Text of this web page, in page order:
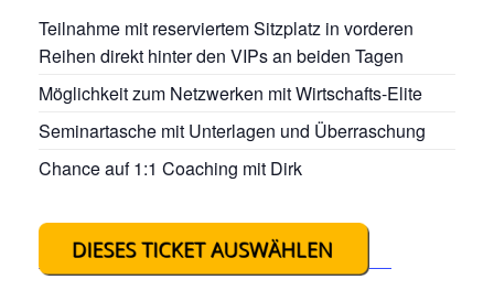
Teilnahme mit reserviertem Sitzplatz in vorderen
Reihen direkt hinter den VIPs an beiden Tagen
Möglichkeit zum Netzwerken mit Wirtschafts-Elite
Seminartasche mit Unterlagen und Überraschung
Chance auf 1:1 Coaching mit Dirk